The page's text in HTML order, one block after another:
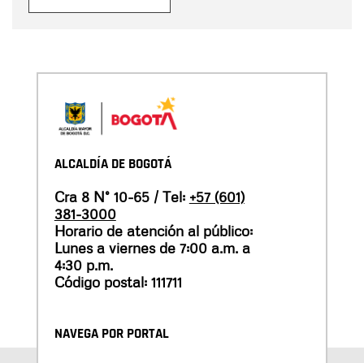
ALCALDÍA DE BOGOTÁ
Cra 8 N° 10-65 / Tel: +57 (601)
381-3000
Horario de atención al público:
Lunes a viernes de 7:00 a.m. a
4:30 p.m.
Código postal: 111711
NAVEGA POR PORTAL